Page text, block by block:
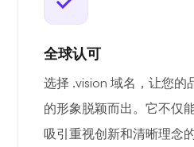
全球认可
选择 .vision 域名，让您的
的形象脱颖而出。它不仅
吸引重视创新和清晰理念